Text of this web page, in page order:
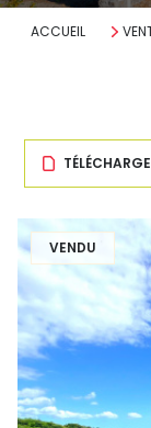
ACCUEIL
VENDU